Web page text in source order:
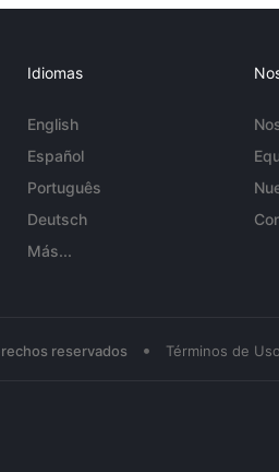
Idiomas
English
Español
Português
Deutsch
Más...
reservados • Términos de Uso